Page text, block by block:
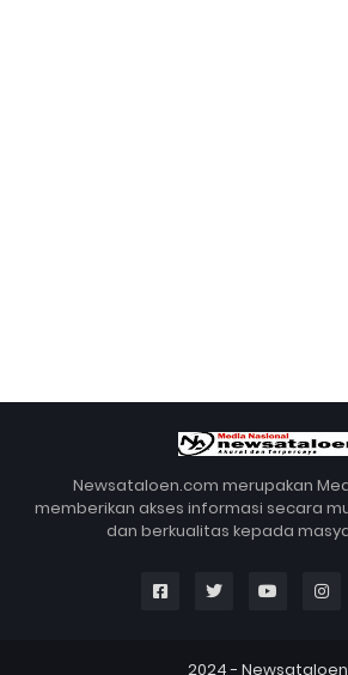
Newsataloen.com merupakan
memberikan akses informasi secara
dan berkualitas kepada
2024 - Newsataloen